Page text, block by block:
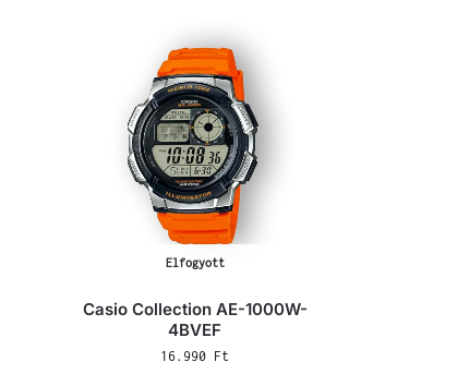
Elfogyott
Casio Collection AE-1000W-
4BVEF
16.990 Ft